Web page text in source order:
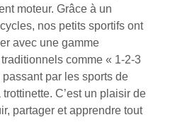
moteur. Grâce à un
nos petits sportifs ont
avec une gamme
comme « 1-2-3
par les sports de
C’est un plaisir de
partager et apprendre tout